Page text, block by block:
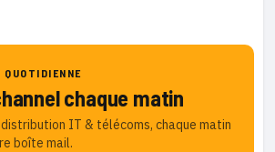
chaque matin
IT & télécoms, chaque matin
boîte mail.